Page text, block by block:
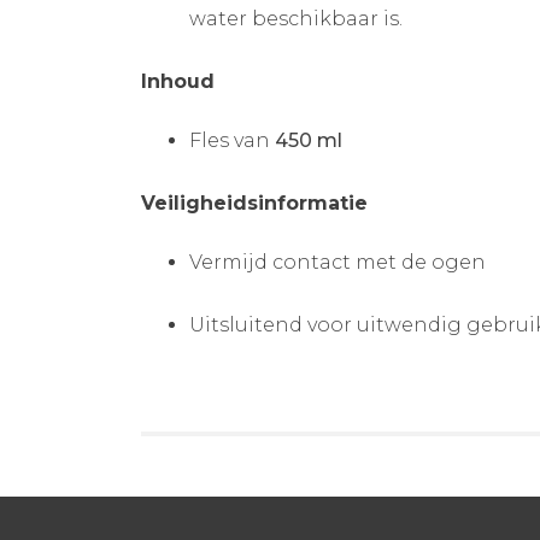
water beschikbaar is.
Inhoud
Fles van 450 ml
Veiligheidsinformatie
Vermijd contact met de ogen
Uitsluitend voor uitwendig